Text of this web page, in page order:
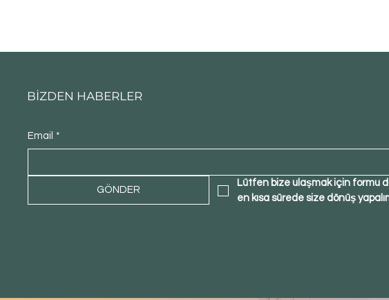
BİZDEN HABERLER
Email *
GÖNDER
Lütfen bize ulaşmak için formu
en kısa sürede size dönüş